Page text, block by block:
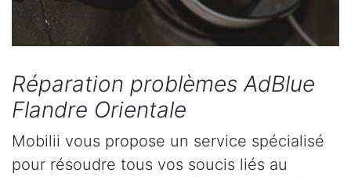
Réparation problèmes AdBlue
Flandre Orientale
Mobilii vous propose un service spécialisé
pour résoudre tous vos soucis liés au